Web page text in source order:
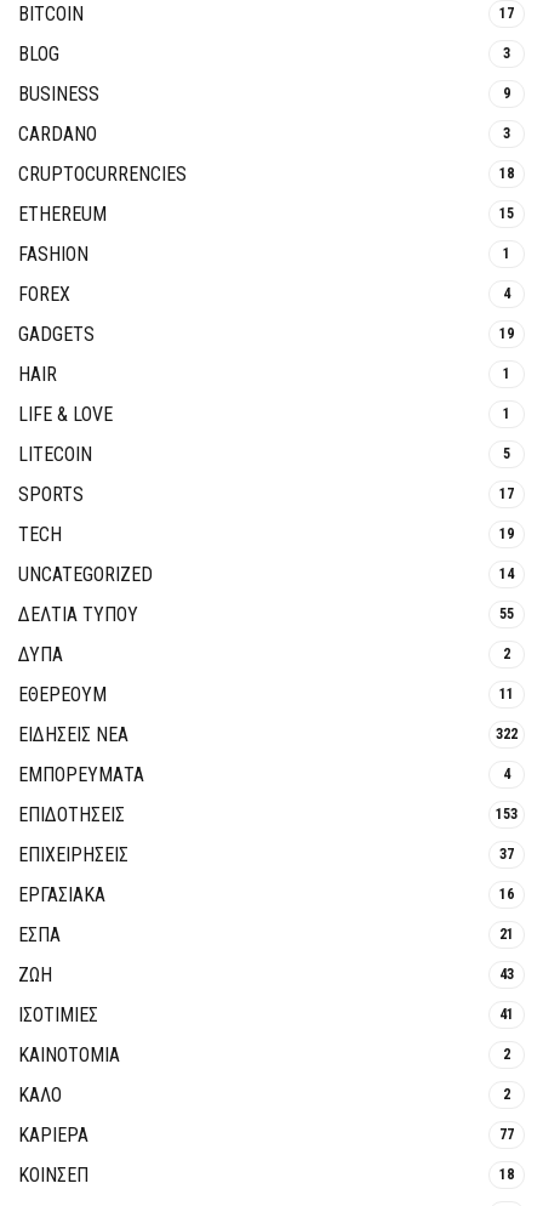
BITCOIN 17
BLOG 3
BUSINESS 9
CARDANO 3
CRUPTOCURRENCIES 18
ETHEREUM 15
FASHION 1
FOREX 4
GADGETS 19
HAIR 1
LIFE & LOVE 1
LITECOIN 5
SPORTS 17
TECH 19
UNCATEGORIZED 14
ΔΕΛΤΙΑ ΤΥΠΟΥ 55
ΔΥΠΑ 2
ΕΘΈΡΕΟΥΜ 11
ΕΙΔΗΣΕΙΣ ΝΕΑ 322
ΕΜΠΟΡΕΥΜΑΤΑ 4
ΕΠΙΔΟΤΗΣΕΙΣ 153
ΕΠΙΧΕΙΡΗΣΕΙΣ 37
ΕΡΓΑΣΙΑΚΑ 16
ΕΣΠΑ 21
ΖΩΗ 43
ΙΣΟΤΙΜΙΕΣ 41
ΚΑΙΝΟΤΟΜΊΑ 2
ΚΑΛΟ 2
ΚΑΡΙΕΡΑ 77
ΚΟΙΝΣΕΠ 18